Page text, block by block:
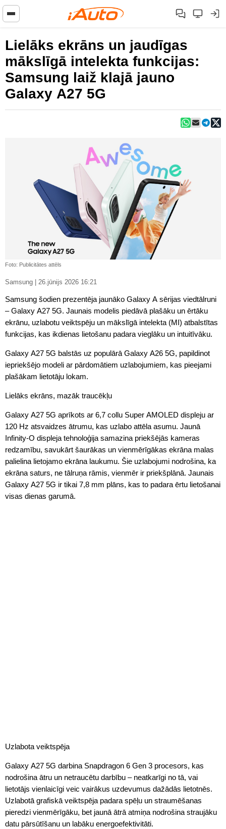
Lielāks ekrāns un jaudīgas
mākslīgā intelekta funkcijas:
Samsung laiž klajā jauno
Galaxy A27 5G
Foto: Publicitātes attēls
Samsung | 26.jūnijs 2026 16:21
Samsung šodien prezentēja jaunāko Galaxy A sērijas viedtālruni
– Galaxy A27 5G. Jaunais modelis piedāvā plašāku un ērtāku
ekrānu, uzlabotu veiktspēju un mākslīgā intelekta (MI) atbalstītas
funkcijas, kas ikdienas lietošanu padara vieglāku un intuitīvāku.
Galaxy A27 5G balstās uz populārā Galaxy A26 5G, papildinot
iepriekšējo modeli ar pārdomātiem uzlabojumiem, kas pieejami
plašākam lietotāju lokam.
Lielāks ekrāns, mazāk traucēkļu
Galaxy A27 5G aprīkots ar 6,7 collu Super AMOLED displeju ar
120 Hz atsvaidzes ātrumu, kas uzlabo attēla asumu. Jaunā
Infinity-O displeja tehnoloģija samazina priekšējās kameras
redzamību, savukārt šaurākas un vienmērīgākas ekrāna malas
palielina lietojamo ekrāna laukumu. Šie uzlabojumi nodrošina, ka
ekrāna saturs, ne tālruņa rāmis, vienmēr ir priekšplānā. Jaunais
Galaxy A27 5G ir tikai 7,8 mm plāns, kas to padara ērtu lietošanai
visas dienas garumā.
Uzlabota veiktspēja
Galaxy A27 5G darbina Snapdragon 6 Gen 3 procesors, kas
nodrošina ātru un netraucētu darbību – neatkarīgi no tā, vai
lietotājs vienlaicīgi veic vairākus uzdevumus dažādās lietotnēs.
Uzlabotā grafiskā veiktspēja padara spēļu un straumēšanas
pieredzi vienmērīgāku, bet jaunā ātrā atmiņa nodrošina straujāku
datu pārsūtīšanu un labāku energoefektivitāti.